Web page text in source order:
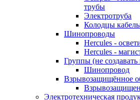
трубы
Электротруба
Колодцы
Шинопроводы
Hercules -
Hercules -
Группы (не
Шинопровод
Взрывозащищённое
Электротехническая